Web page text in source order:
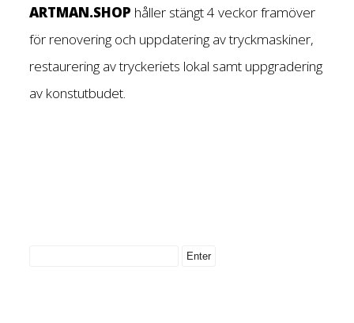
ARTMAN.SHOP håller stängt 4 veckor framöver
för renovering och uppdatering av tryckmaskiner,
restaurering av tryckeriets lokal samt uppgradering
av konstutbudet.